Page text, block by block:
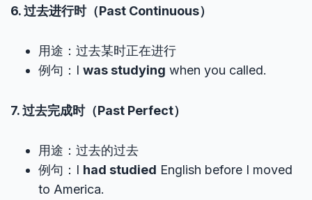
6. 过去进行时（Past Continuous）
用途：过去某时正在进行
例句：I was studying when you called.
7. 过去完成时（Past Perfect）
用途：过去的过去
例句：I had studied English before I moved
to America.